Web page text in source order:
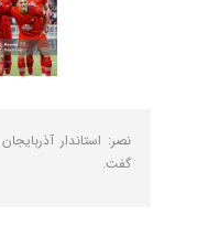
نصر: استاندار
گفت.